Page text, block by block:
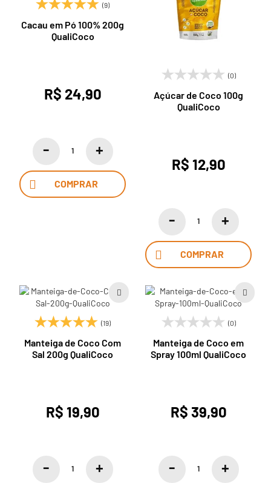
(9)
Cacau em Pó 100% 200g
QualiCoco
R$ 24,90
COMPRAR
(0)
Açúcar de Coco 100g
QualiCoco
R$ 12,90
COMPRAR
(19)
Manteiga de Coco Com
Sal 200g QualiCoco
R$ 19,90
(0)
Manteiga de Coco em
Spray 100ml QualiCoco
R$ 39,90